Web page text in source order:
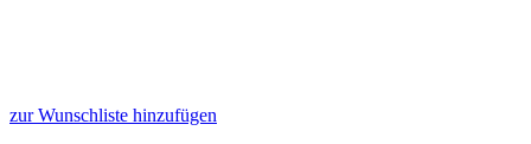
zur Wunschliste hinzufügen